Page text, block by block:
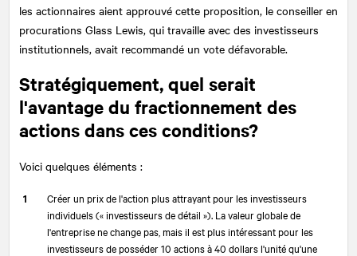
les actionnaires aient approuvé cette proposition, le conseiller en
procurations Glass Lewis, qui travaille avec des investisseurs
institutionnels, avait recommandé un vote défavorable.
Stratégiquement, quel serait
l'avantage du fractionnement des
actions dans ces conditions?
Voici quelques éléments :
Créer un prix de l'action plus attrayant pour les investisseurs
individuels (« investisseurs de détail »). La valeur globale de
l'entreprise ne change pas, mais il est plus intéressant pour les
investisseurs de posséder 10 actions à 40 dollars l'unité qu'une